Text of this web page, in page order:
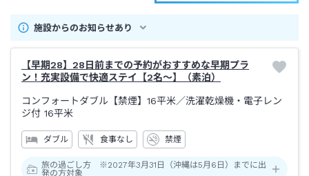
施設からのお知らせあり
【早期28】28日前までの予約がおすすめな早期プラ
ン！充実設備で快適ステイ【2名～】（素泊）
コンフォートダブル【禁煙】16平米／洗濯乾燥機・電子レン
ジ付 16平米
ダブル 食事なし 禁煙
旅の過ごし方 ※2027年3月31日（沖縄は5月6日）までに出
発の方対象